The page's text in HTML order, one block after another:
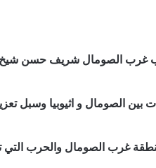
غرب الصومال شريف حسن شيخ
بين الصومال و اثيوبيا وسبل
غرب الصومال والحرب التي